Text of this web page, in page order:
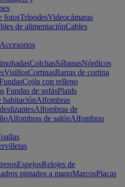
fotosTrípodesVideocámaras
de alimentaciónCables
Accesorios
ColchasSábanasNórdicos
VisillosCortinasBarras de cortina
Cojín con relleno
Fundas de sofásPlaids
habitaciónAlfombras
Alfombras de
Alfombras de salónAlfombras
EspejosRelojes de
pintados a manoMarcosPlacas